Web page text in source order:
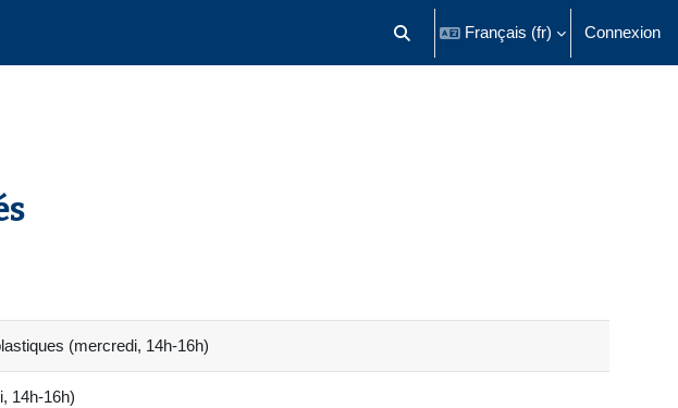
Activer/désactiver la saisie de
Français ‎(fr)‎ Connexion
(mercredi, 14h-16h)
14h-16h)